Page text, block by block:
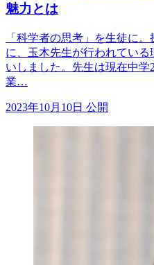
魅力とは
「科学者の思考」を生徒に
に、玉木先生が行われてい
いしました。先生は現在中
業…
2023年10月10日 公開